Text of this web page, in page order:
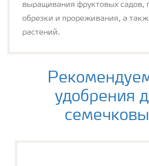
выращивания фруктовых садов,
обрезки и прореживания, а
растений.
удобрения